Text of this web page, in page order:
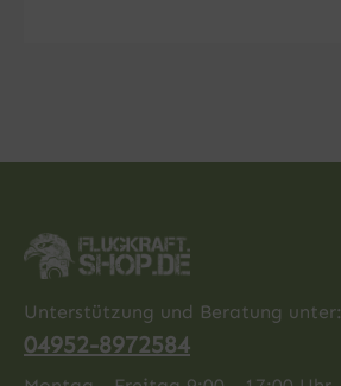
Unterstützung und Beratung unter:
04952-8972584